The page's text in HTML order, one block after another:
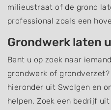
milieustraat of de grond
professional zoals een
Grondwerk laten
Bent u op zoek naar
grondwerk of
hieronder uit Swolgen en
helpen. Zoek een bedrijf